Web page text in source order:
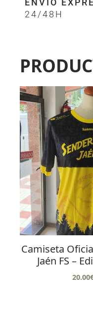
ENVÍO
24/48H
Camiseta
Jaén FS –
20.00